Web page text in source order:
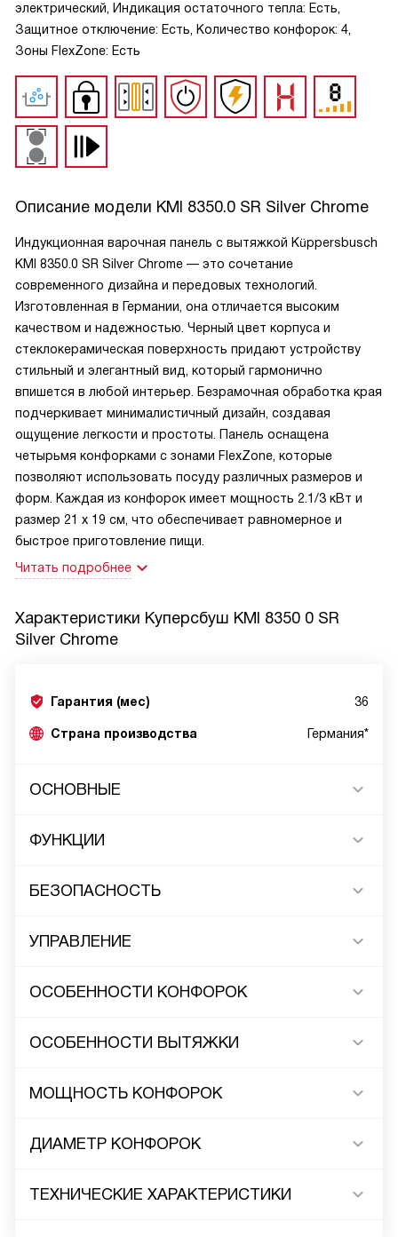
электрический, Индикация остаточного тепла: Есть,
Защитное отключение: Есть, Количество конфорок: 4,
Зоны FlexZone: Есть
Описание модели KMI 8350.0 SR Silver Chrome
Индукционная варочная панель с вытяжкой Küppersbusch
KMI 8350.0 SR Silver Chrome — это сочетание
современного дизайна и передовых технологий.
Изготовленная в Германии, она отличается высоким
качеством и надежностью. Черный цвет корпуса и
стеклокерамическая поверхность придают устройству
стильный и элегантный вид, который гармонично
впишется в любой интерьер. Безрамочная обработка края
подчеркивает минималистичный дизайн, создавая
ощущение легкости и простоты. Панель оснащена
четырьмя конфорками с зонами FlexZone, которые
позволяют использовать посуду различных размеров и
форм. Каждая из конфорок имеет мощность 2.1/3 кВт и
размер 21 х 19 см, что обеспечивает равномерное и
быстрое приготовление пищи.
Читать подробнее
Характеристики Куперсбуш KMI 8350 0 SR
Silver Chrome
Гарантия (мес) 36
Страна производства Германия*
ОСНОВНЫЕ
ФУНКЦИИ
БЕЗОПАСНОСТЬ
УПРАВЛЕНИЕ
ОСОБЕННОСТИ КОНФОРОК
ОСОБЕННОСТИ ВЫТЯЖКИ
МОЩНОСТЬ КОНФОРОК
ДИАМЕТР КОНФОРОК
ТЕХНИЧЕСКИЕ ХАРАКТЕРИСТИКИ